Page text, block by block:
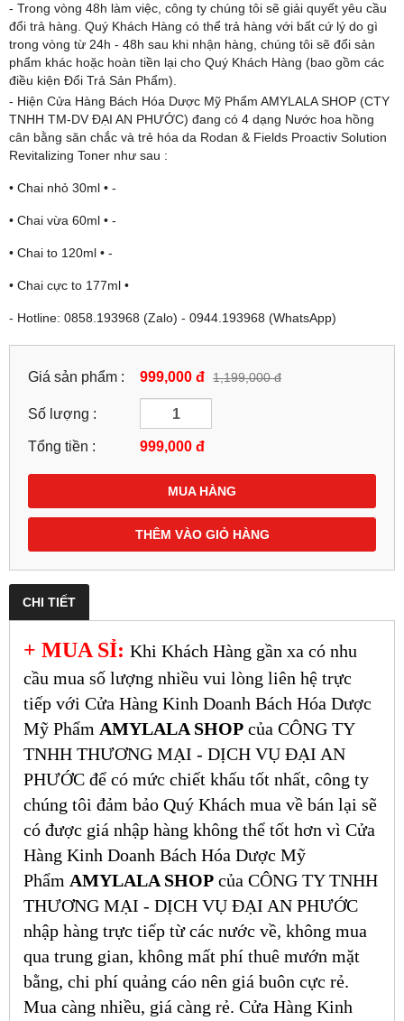
- Trong vòng 48h làm việc, công ty chúng tôi sẽ giải quyết yêu cầu
đổi trả hàng. Quý Khách Hàng có thể trả hàng với bất cứ lý do gì
trong vòng từ 24h - 48h sau khi nhận hàng, chúng tôi sẽ đổi sản
phẩm khác hoặc hoàn tiền lại cho Quý Khách Hàng (bao gồm các
điều kiện Đổi Trả Sản Phẩm).
- Hiện Cửa Hàng Bách Hóa Dược Mỹ Phẩm AMYLALA SHOP (CTY
TNHH TM-DV ĐẠI AN PHƯỚC) đang có 4 dạng Nước hoa hồng
cân bằng săn chắc và trẻ hóa da Rodan & Fields Proactiv Solution
Revitalizing Toner như sau :
• Chai nhỏ 30ml • -
• Chai vừa 60ml • -
• Chai to 120ml • -
• Chai cực to 177ml •
- Hotline: 0858.193968 (Zalo) - 0944.193968 (WhatsApp)
Giá sản phẩm : 999,000 đ 1,199,000 đ
Số lượng :
Tổng tiền : 999,000 đ
MUA HÀNG
THÊM VÀO GIỎ HÀNG
CHI TIẾT
+ MUA SỈ: Khi Khách Hàng gần xa có nhu
cầu mua số lượng nhiều vui lòng liên hệ trực
tiếp với Cửa Hàng Kinh Doanh Bách Hóa Dược
Mỹ Phẩm AMYLALA SHOP của CÔNG TY
TNHH THƯƠNG MẠI - DỊCH VỤ ĐẠI AN
PHƯỚC để có mức chiết khấu tốt nhất, công ty
chúng tôi đảm bảo Quý Khách mua về bán lại sẽ
có được giá nhập hàng không thể tốt hơn vì Cửa
Hàng Kinh Doanh Bách Hóa Dược Mỹ
Phẩm AMYLALA SHOP của CÔNG TY TNHH
THƯƠNG MẠI - DỊCH VỤ ĐẠI AN PHƯỚC
nhập hàng trực tiếp từ các nước về, không mua
qua trung gian, không mất phí thuê mướn mặt
bằng, chi phí quảng cáo nên giá buôn cực rẻ.
Mua càng nhiều, giá càng rẻ. Cửa Hàng Kinh